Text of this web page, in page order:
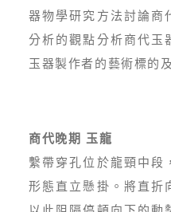
器物學研究方法討論商
分析的觀點分析商代玉
玉器製作者的藝術標的
商代晚期 玉龍
繫帶穿孔位於龍頸中段
形態直立懸掛。將直折